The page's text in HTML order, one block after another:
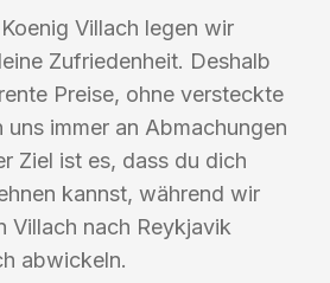
Villach legen wir
Zufriedenheit. Deshalb
Preise, ohne versteckte
uns immer an Abmachungen
Ziel ist es, dass du dich
kannst, während wir
Villach nach Reykjavik
abwickeln.